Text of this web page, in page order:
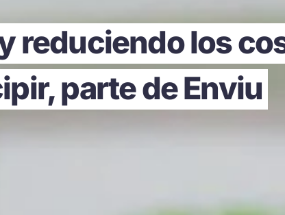
reduciendo los
parte de Enviu